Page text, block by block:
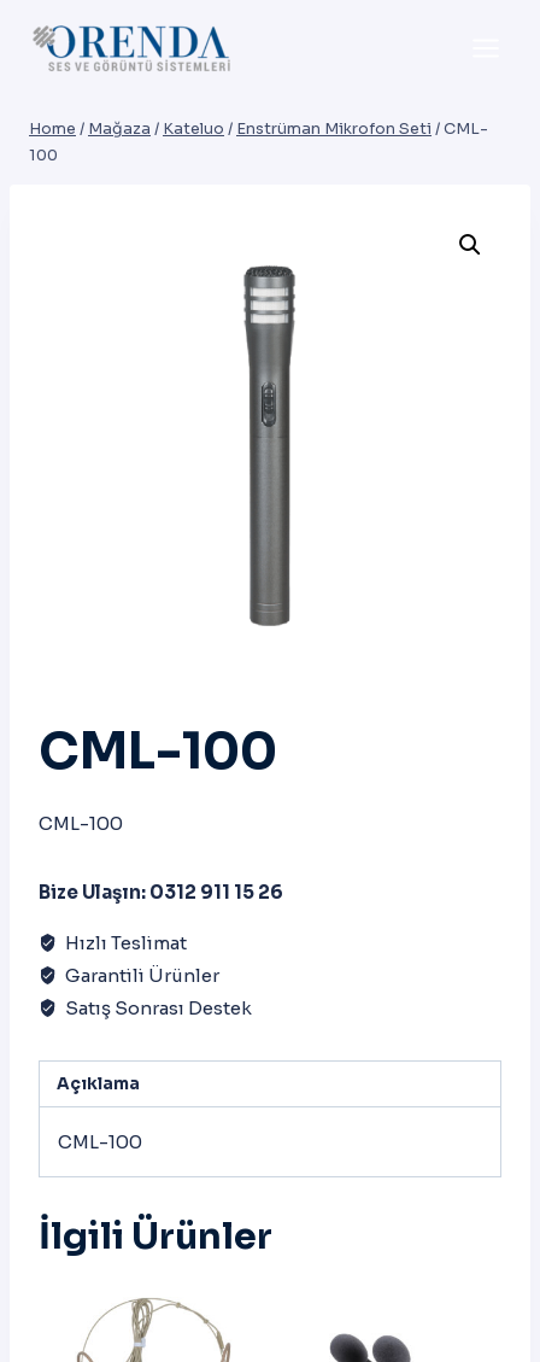
Home / Mağaza / Kateluo / Enstrüman Mikrofon Seti /CML-
100
CML-100
CML-100
Bize Ulaşın: 0312 911 15 26
Hızlı Teslimat
Garantili Ürünler
Satış Sonrası Destek
Açıklama
CML-100
İlgili Ürünler